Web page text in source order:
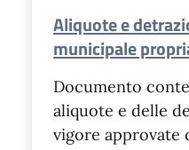
Aliquote e
municipale
Documento
aliquote e delle
vigore approvate